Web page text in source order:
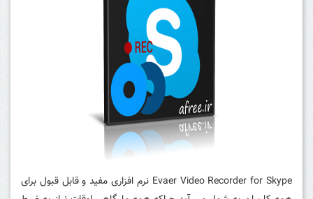
Evaer Video Recorder for Skype نرم افزاری مفید و قابل قبول برای